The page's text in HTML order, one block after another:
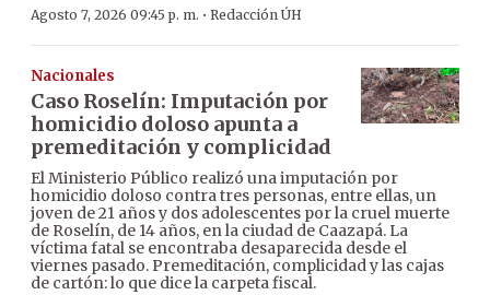
Agosto 7, 2026 09:45 p. m. · Redacción ÚH
Nacionales
Caso Roselín: Imputación por
homicidio doloso apunta a
premeditación y complicidad
El Ministerio Público realizó una imputación por
homicidio doloso contra tres personas, entre ellas, un
joven de 21 años y dos adolescentes por la cruel muerte
de Roselín, de 14 años, en la ciudad de Caazapá. La
víctima fatal se encontraba desaparecida desde el
viernes pasado. Premeditación, complicidad y las cajas
de cartón: lo que dice la carpeta fiscal.